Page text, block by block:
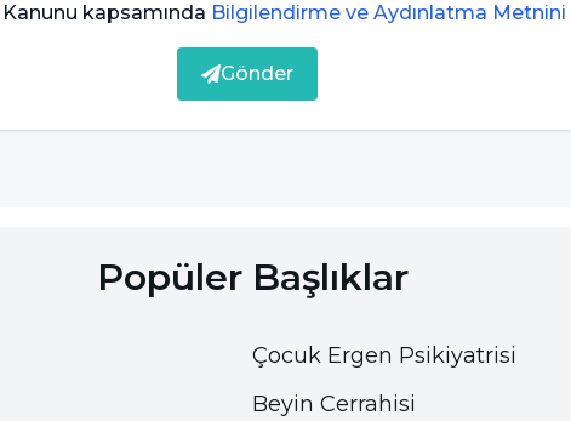
bozukluğu göstergeleri olabilir.”
sosyal ilişkilerde bozulma, odadan dışarı
de ortaya çıkabileceğine dikkat çekti.
vakalarda bir süre hastaneye yatırmak
başvurmakta isteksiz davranabilirler” dedi.
kapsamında Bilgilendirme ve Aydınlatma Metnini
Gönder
Popüler Başlıklar
Çocuk Ergen Psikiyatrisi
Beyin Cerrahisi